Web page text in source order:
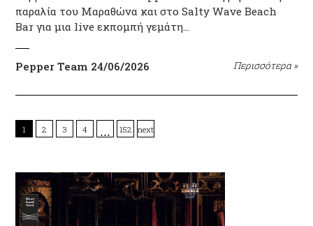
παραλία του Μαραθώνα και στο Salty Wave Beach
Bar για μια live εκπομπή γεμάτη…
Pepper Team 24/06/2026 Περισσότερα »
1 2 3 4 … 152 next